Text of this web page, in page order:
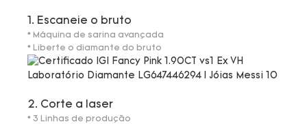
1. Escaneie o bruto
* Máquina de sarina avançada
* Liberte o diamante do bruto
2. Corte a laser
* 3 Linhas de produção